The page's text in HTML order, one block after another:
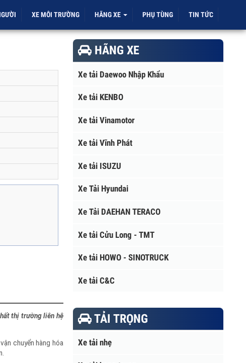
NGƯỜI XE MÔI TRƯỜNG HÃNG XE PHỤ TÙNG TIN TỨC
thị trường liên hệ
vận chuyển hàng hóa
HÃNG XE
Xe tải Daewoo Nhập Khẩu
Xe tải KENBO
Xe tải Vinamotor
Xe tải Vĩnh Phát
Xe tải ISUZU
Xe Tải Hyundai
Xe Tải DAEHAN TERACO
Xe tải Cửu Long - TMT
Xe tải HOWO - SINOTRUCK
Xe tải C&C
TẢI TRỌNG
Xe tải nhẹ